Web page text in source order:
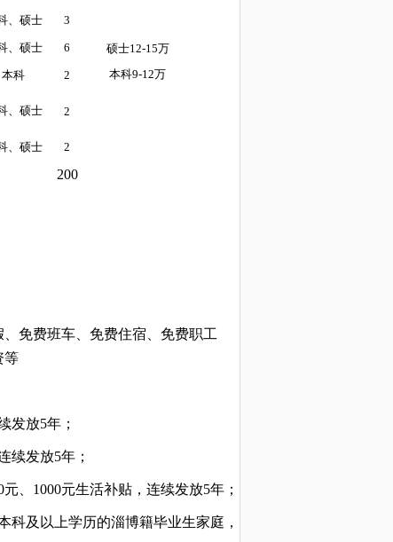
硕士12-15万
本科9-12万
、硕士 3
、硕士 6
本科 2
、硕士 2
、硕士 2
200
免费班车、免费住宿、免费职工
等
发放5年；
续发放5年；
元、1000元生活补贴，连续发放5年；
及以上学历的淄博籍毕业生家庭，